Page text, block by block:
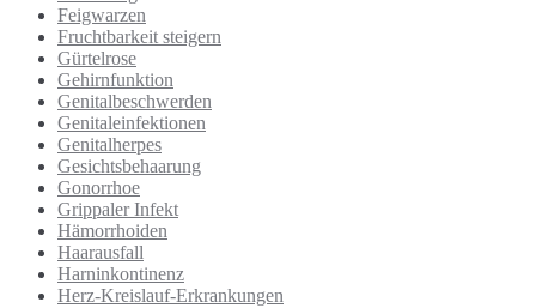
Feigwarzen
Fruchtbarkeit steigern
Gürtelrose
Gehirnfunktion
Genitalbeschwerden
Genitaleinfektionen
Genitalherpes
Gesichtsbehaarung
Gonorrhoe
Grippaler Infekt
Hämorrhoiden
Haarausfall
Harninkontinenz
Herz-Kreislauf-Erkrankungen